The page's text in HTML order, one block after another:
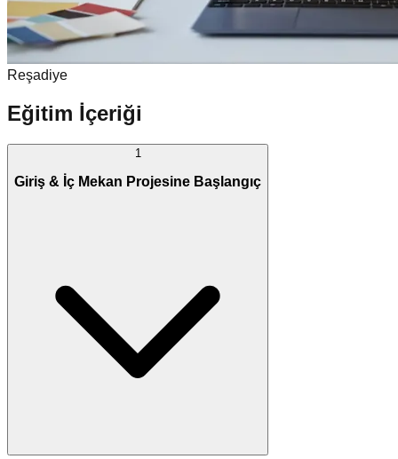
Reşadiye
Eğitim İçeriği
1
Giriş & İç Mekan Projesine Başlangıç